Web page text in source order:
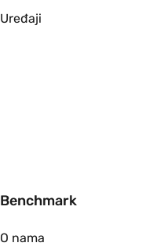
Uređaji
Benchmark
O nama